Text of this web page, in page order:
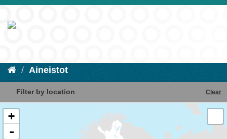
Aineistot
Filter by location Clear
+
-